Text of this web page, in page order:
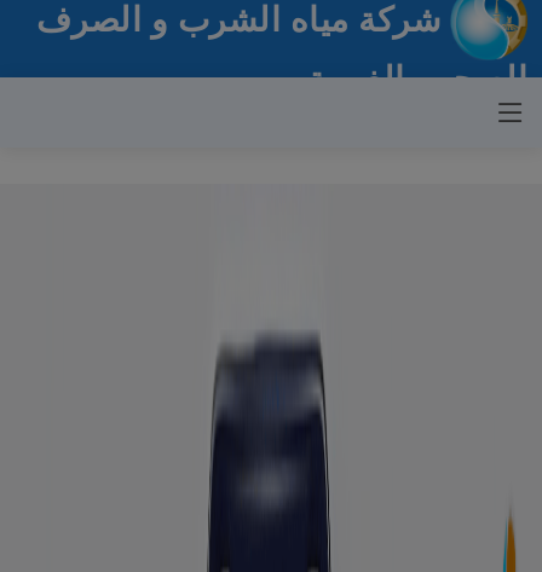
شركة مياه الشرب و الصرف
الصحي بالغربية